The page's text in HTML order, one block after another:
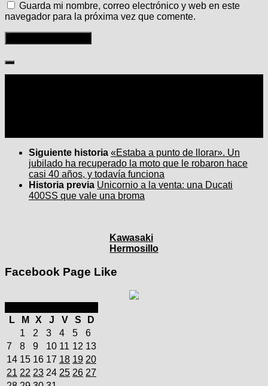
Guarda mi nombre, correo electrónico y web en este
navegador para la próxima vez que comente.
Siguiente historia «Estaba a punto de llorar». Un
jubilado ha recuperado la moto que le robaron hace
casi 40 años, y todavía funciona
Historia previa Unicornio a la venta: una Ducati
400SS que vale una broma
Kawasaki
Hermosillo
Facebook Page Like
L
M X J V S
D
1
2 3 4 5
6
7
8 9 10 11 12 13
14 15 16 17 18 19 20
21 22 23 24 25 26 27